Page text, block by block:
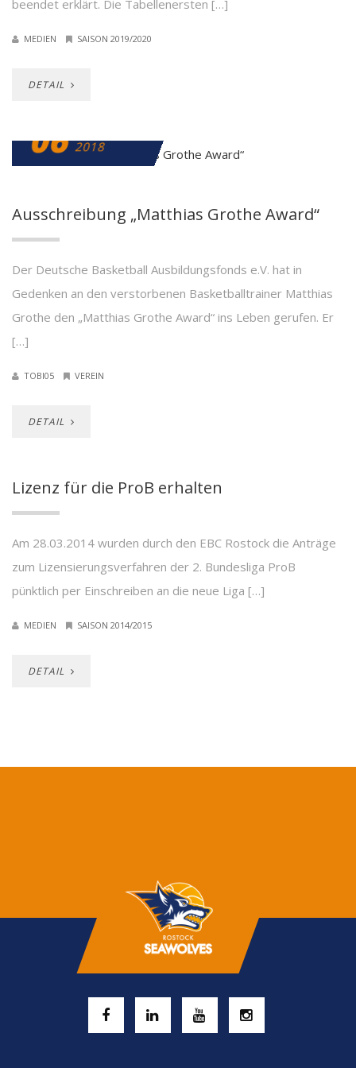
beendet erklärt. Die Tabellenersten […]
MEDIEN SAISON 2019/2020
DETAIL
06 2018
Ausschreibung „Matthias Grothe Award“
Der Deutsche Basketball Ausbildungsfonds e.V. hat in
Gedenken an den verstorbenen Basketballtrainer Matthias
Grothe den „Matthias Grothe Award“ ins Leben gerufen. Er
[…]
TOBI05 VEREIN
DETAIL
Lizenz für die ProB erhalten
Am 28.03.2014 wurden durch den EBC Rostock die Anträge
zum Lizensierungsverfahren der 2. Bundesliga ProB
pünktlich per Einschreiben an die neue Liga […]
MEDIEN SAISON 2014/2015
DETAIL